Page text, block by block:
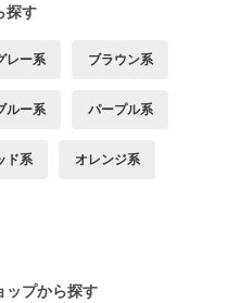
探す
レー系 ブラウン系
ルー系 パープル系
ド系 オレンジ系
ップから探す